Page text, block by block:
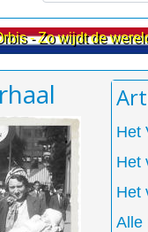
- Zo wijdt de
Het
Het
Het
Alle